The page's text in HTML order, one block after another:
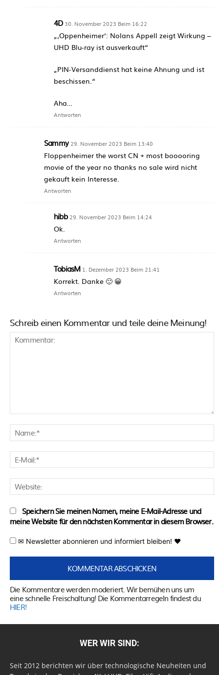
4D 30. November 2023 Beim 16:22
„‚Oppenheimer‘: Nolans Appell zeigt Wirkung –
UHD Blu-ray ist ausverkauft“
„PIN-Versanddienst hat keine Ahnung und ist
beschissen.“
Aha…
Antworten
Sammy 29. November 2023 Beim 13:40
Floppenheimer the worst CN + most booooring
movie of the year no thanks no sale wird nicht
gekauft kein Interesse.
Antworten
hibb 29. November 2023 Beim 14:24
Ok.
Antworten
TobiasM 1. Dezember 2023 Beim 21:41
Korrekt. Danke 🙂 😀
Antworten
Schreib einen Kommentar und teile deine Meinung!
Speichern Sie meinen Namen, meine E-Mail-Adresse und
meine Website für den nächsten Kommentar in diesem Browser.
✉ Newsletter abonnieren und informiert bleiben! ♥
Die Kommentare werden moderiert. Wir bemühen uns um
eine schnelle Freischaltung! Die Kommentarregeln findest du
HIER!
WER WIR SIND:
Seit 2012 berichten wir über technologische Neuheiten und